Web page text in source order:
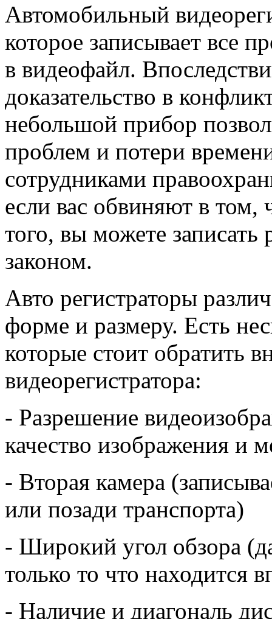
Автомобильный
которое записывает все
в видеофайл.
доказательство в
небольшой прибор
проблем и потери
сотрудниками
если вас обвиняют в том,
того, вы можете записать
законом.
Авто регистраторы
форме и размеру. Есть
которые стоит обратить
видеорегистратора:
- Разрешение
качество изображения и
- Вторая камера
или позади транспорта)
- Широкий угол обзора
только то что находится
- Наличие и диагональ